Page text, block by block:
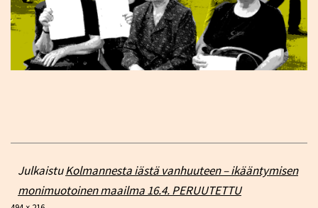
JulkaistuKolmannesta iästä vanhuuteen – ikääntymisen
monimuotoinen maailma 16.4. PERUUTETTU